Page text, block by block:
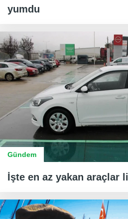
yumdu
Gündem
İşte en az yakan araçlar